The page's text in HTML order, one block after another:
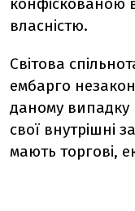
власністю.
Світова
ембарго
даному випадку
свої внутрішні
мають торгові,